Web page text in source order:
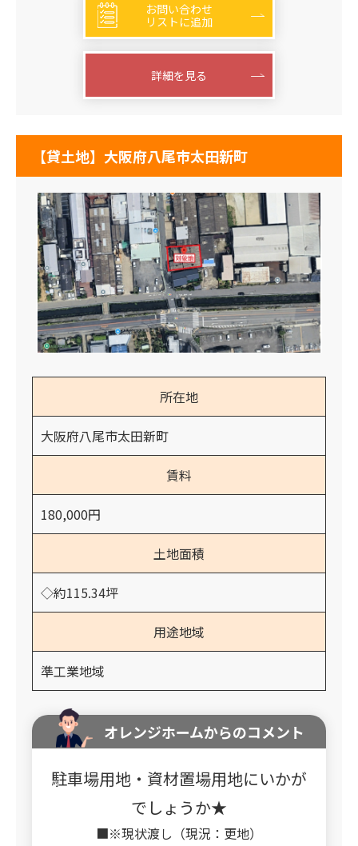
お問い合わせ
リストに追加
詳細を見る
【貸土地】大阪府八尾市太田新町
所在地
大阪府八尾市太田新町
賃料
180,000円
土地面積
◇約115.34坪
用途地域
準工業地域
オレンジホームからのコメント
駐車場用地・資材置場用地にいかが
でしょうか★
■※現状渡し（現況：更地）